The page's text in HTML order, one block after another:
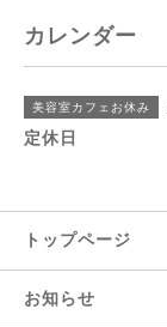
カレンダー
美容室カフェお休み
定休日
トップページ
お知らせ